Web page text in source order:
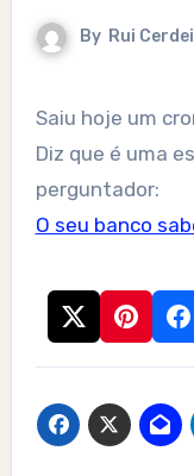
By Rui
Saiu hoje um cromo novo no Jornal de Negócios.
Diz que é uma
perguntador:
O seu banco